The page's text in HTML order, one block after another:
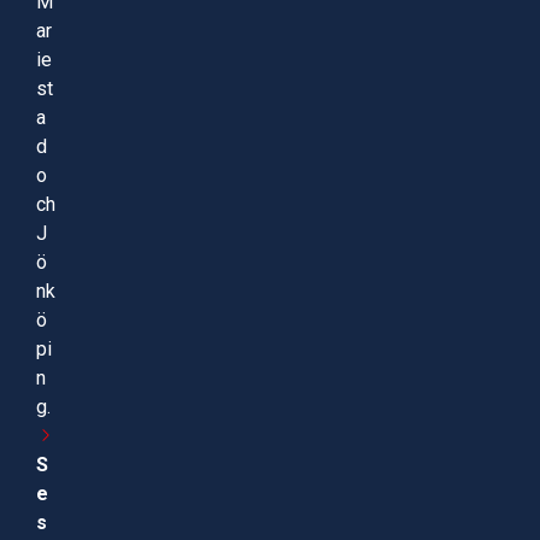
ar
ie
st
a
d
o
ch
J
ö
nk
ö
pi
n
g.
S
e
s